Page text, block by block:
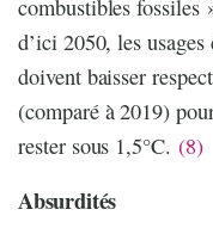
combustibles fossiles
d’ici 2050, les
doivent baisser
(comparé à 2019)
rester sous 1,5°C. (8)
Absurdités